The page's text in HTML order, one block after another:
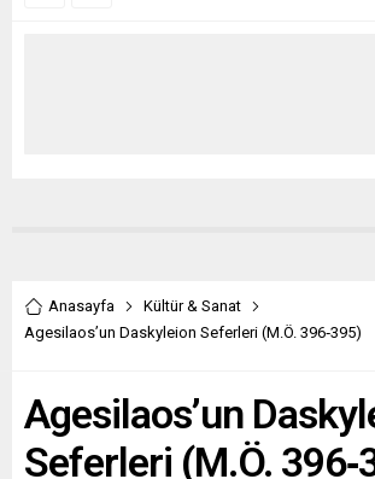
Anasayfa
Kültür & Sanat
Agesilaos’un Daskyleion Seferleri (M.Ö. 396‐395)
Agesilaos’un
Seferleri (M.Ö.